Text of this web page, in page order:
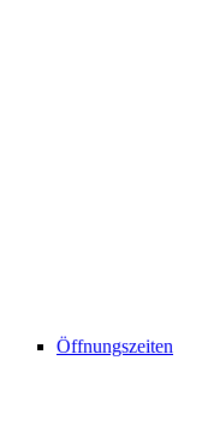
Öffnungszeiten